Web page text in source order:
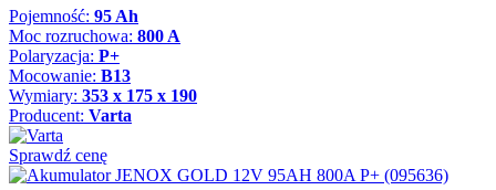
Pojemność: 95 Ah
Moc rozruchowa: 800 A
Polaryzacja: P+
Mocowanie: B13
Wymiary: 353 x 175 x 190
Producent: Varta
Sprawdź cenę